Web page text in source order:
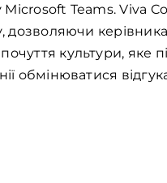
Microsoft Teams. Viva
дозволяючи
культури, яке
обмінюватися